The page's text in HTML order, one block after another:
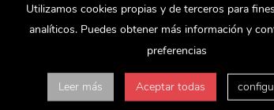
Utilizamos cookies propias y de terceros para
analíticos. Puedes obtener más información y
preferencias
Leer más Aceptar todas